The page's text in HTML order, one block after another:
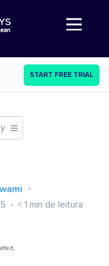
Abre a navegação
START FREE TRIAL
< 1 min de leitura